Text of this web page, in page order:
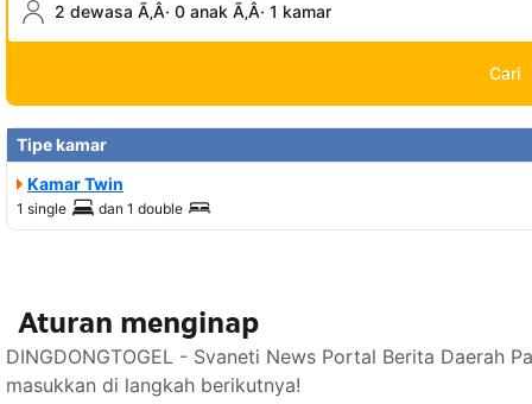
2 dewasa Ã‚Â· 0 anak Ã‚Â· 1 kamar
Cari
Tipe kamar
Kamar Twin
1 single dan 1 double
Aturan menginap
DINGDONGTOGEL - Svaneti News Portal Berita Daerah
masukkan di langkah berikutnya!